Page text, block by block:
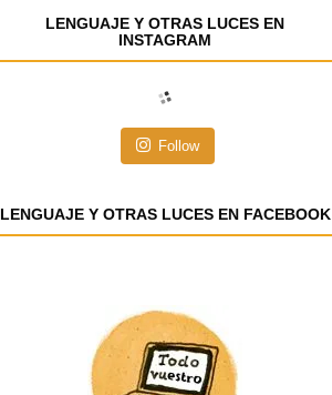
m
LENGUAJE Y OTRAS LUCES EN
INSTAGRAM
Follow
LENGUAJE Y OTRAS LUCES EN FACEBOOK